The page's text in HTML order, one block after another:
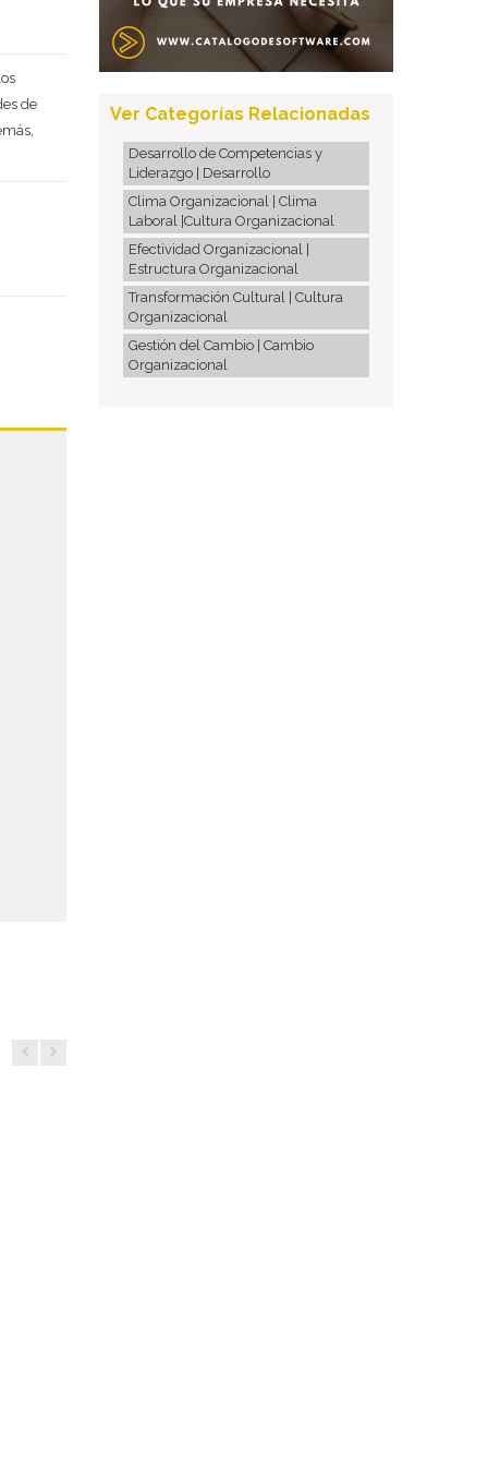
Deseo recibir información de otros Productos / Servicios
similares al solicitado
NO
tratamiento datos personales.
Enviar
de
Ver Categorías Relacionadas
Desarrollo de Competencias y
Liderazgo | Desarrollo
Clima Organizacional | Clima
Laboral |Cultura Organizacional
Efectividad Organizacional |
Estructura Organizacional
Transformación Cultural | Cultura
Organizacional
Gestión del Cambio | Cambio
Organizacional